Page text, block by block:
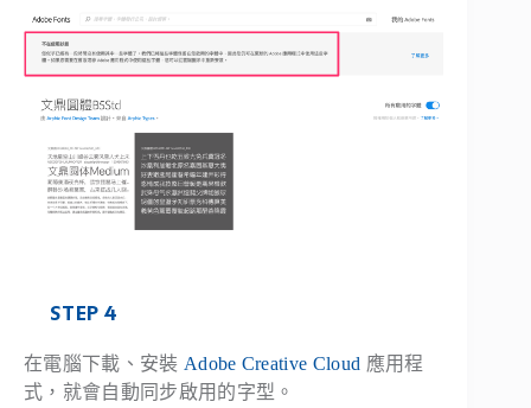
STEP 4
在電腦下載、安裝 Adobe Creative Cloud 應用程
式，就會自動同步啟用的字型。